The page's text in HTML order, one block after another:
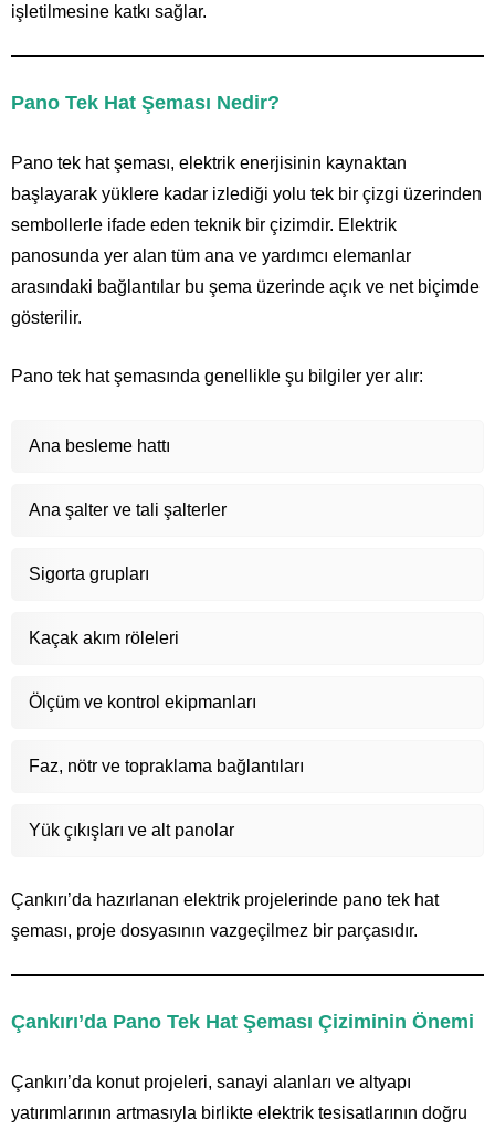
işletilmesine katkı sağlar.
Pano Tek Hat Şeması Nedir?
Pano tek hat şeması, elektrik enerjisinin kaynaktan
başlayarak yüklere kadar izlediği yolu tek bir çizgi üzerinden
sembollerle ifade eden teknik bir çizimdir. Elektrik
panosunda yer alan tüm ana ve yardımcı elemanlar
arasındaki bağlantılar bu şema üzerinde açık ve net biçimde
gösterilir.
Pano tek hat şemasında genellikle şu bilgiler yer alır:
Ana besleme hattı
Ana şalter ve tali şalterler
Sigorta grupları
Kaçak akım röleleri
Ölçüm ve kontrol ekipmanları
Faz, nötr ve topraklama bağlantıları
Yük çıkışları ve alt panolar
Çankırı’da hazırlanan elektrik projelerinde pano tek hat
şeması, proje dosyasının vazgeçilmez bir parçasıdır.
Çankırı’da Pano Tek Hat Şeması Çiziminin Önemi
Çankırı’da konut projeleri, sanayi alanları ve altyapı
yatırımlarının artmasıyla birlikte elektrik tesisatlarının doğru